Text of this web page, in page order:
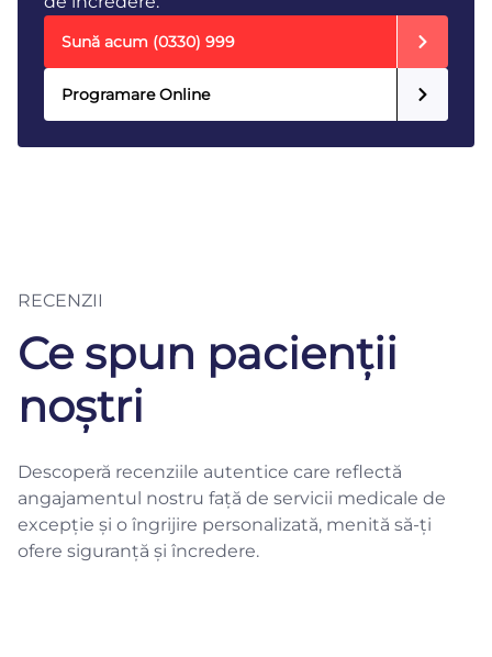
Sună acum (0330) 999
Programare Online
RECENZII
Ce spun pacienții
noștri
Descoperă recenziile autentice care reflectă
angajamentul nostru față de servicii medicale de
excepție și o îngrijire personalizată, menită să-ți
ofere siguranță și încredere.